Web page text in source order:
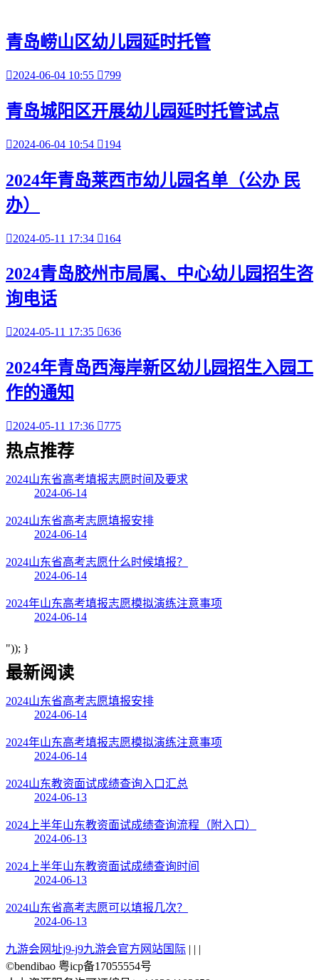
青岛崂山区幼儿园延时托管
2024-06-04 10:55 799
青岛城阳区开展幼儿园延时托管试点
2024-06-04 10:54 194
2024年青岛莱西市幼儿园名单（公办 民
办）
2024-05-11 17:34 164
2024青岛胶州市局属、中心幼儿园招生咨
询电话
2024-05-11 17:35 636
2024年青岛西海岸新区幼儿园招生入园工
作的通知
2024-05-11 17:36 775
热点推荐
2024山东省高考填报志愿时间及要求
2024-06-14
2024山东省高考志愿填报安排
2024-06-14
2024山东省高考志愿什么时候填报？
2024-06-14
2024年山东高考填报志愿模拟演练注意事项
2024-06-14
")); }
最新阅读
2024山东省高考志愿填报安排
2024-06-14
2024年山东高考填报志愿模拟演练注意事项
2024-06-14
2024山东教资面试成绩查询入口汇总
2024-06-13
2024上半年山东教资面试成绩查询流程（附入口）
2024-06-13
2024上半年山东教资面试成绩查询时间
2024-06-13
2024山东省高考志愿可以填报几次？
2024-06-13
九游会网址j9-j9九游会官方网站国际 | | |
©bendibao 粤icp备17055554号